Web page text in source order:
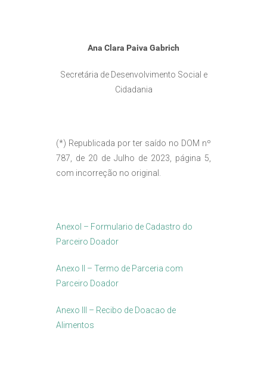
Ana Clara Paiva Gabrich
Secretária de Desenvolvimento Social e
Cidadania
(*) Republicada por ter saído no DOM nº
787, de 20 de Julho de 2023, página 5,
com incorreção no original.
AnexoI – Formulario de Cadastro do
Parceiro Doador
Anexo II – Termo de Parceria com
Parceiro Doador
Anexo III – Recibo de Doacao de
Alimentos